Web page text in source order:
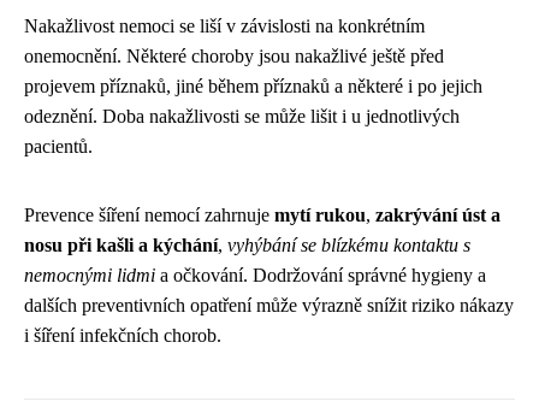
Nakažlivost nemoci se liší v závislosti na konkrétním
onemocnění. Některé choroby jsou nakažlivé ještě před
projevem příznaků, jiné během příznaků a některé i po jejich
odeznění. Doba nakažlivosti se může lišit i u jednotlivých
pacientů.
Prevence šíření nemocí zahrnuje mytí rukou, zakrývání úst a
nosu při kašli a kýchání, vyhýbání se blízkému kontaktu s
nemocnými lidmi a očkování. Dodržování správné hygieny a
dalších preventivních opatření může výrazně snížit riziko nákazy
i šíření infekčních chorob.